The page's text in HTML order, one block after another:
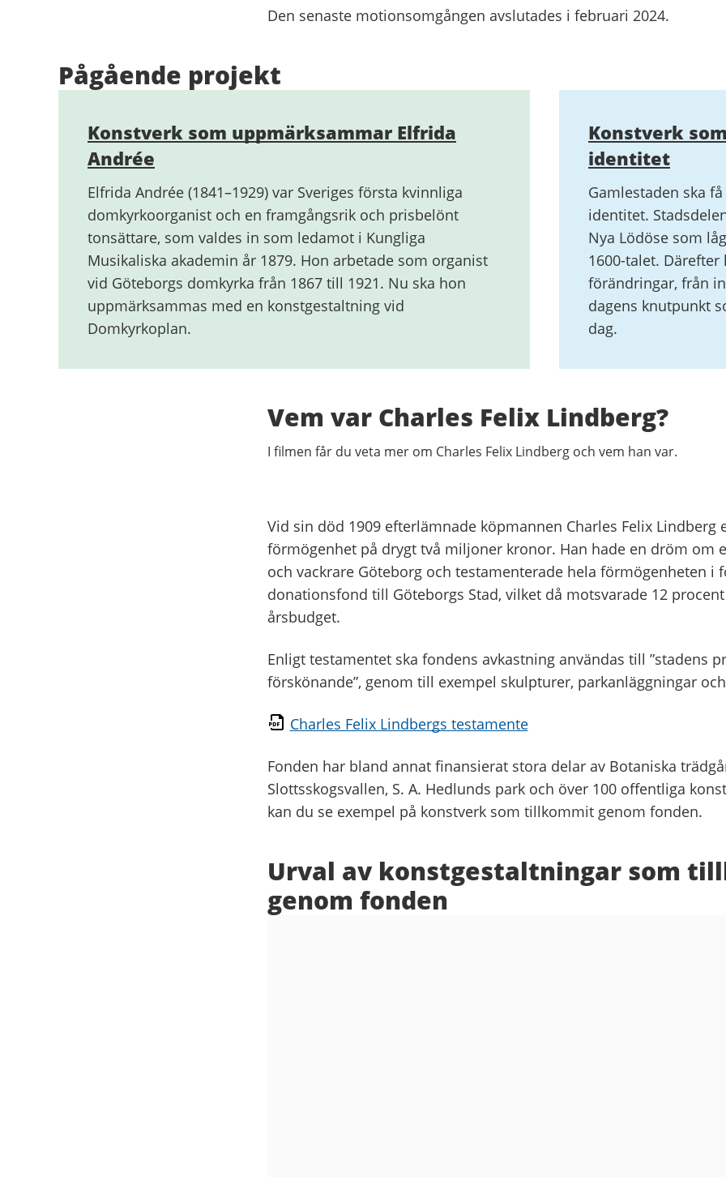
Den senaste motionsomgången avslutades i februari 2024.
Pågående projekt
Konstverk som uppmärksammar Elfrida
Andrée
Elfrida Andrée (1841–1929) var Sveriges första kvinnliga
domkyrkoorganist och en framgångsrik och prisbelönt
tonsättare, som valdes in som ledamot i Kungliga
Musikaliska akademin år 1879. Hon arbetade som organist
vid Göteborgs domkyrka från 1867 till 1921. Nu ska hon
uppmärksammas med en konstgestaltning vid
Domkyrkoplan.
Konstverk
identitet
Gamlestaden ska
identitet.
Nya Lödöse som
1600-talet.
förändringar, från
dagens knutpunkt
dag.
Vem var Charles Felix Lindberg?
I filmen får du veta mer om Charles Felix Lindberg och vem han var.
Vid sin död 1909 efterlämnade köpmannen Charles Felix Lindberg
förmögenhet på drygt två miljoner kronor. Han hade en dröm om
och vackrare Göteborg och testamenterade hela förmögenheten i
donationsfond till Göteborgs Stad, vilket då motsvarade 12
årsbudget.
Enligt testamentet ska fondens avkastning användas till ”stadens
förskönande”, genom till exempel skulpturer, parkanläggningar
Charles Felix Lindbergs testamente
Fonden har bland annat finansierat stora delar av Botaniska
Slottsskogsvallen, S. A. Hedlunds park och över 100 offentliga
kan du se exempel på konstverk som tillkommit genom fonden.
Urval av konstgestaltningar som
genom fonden